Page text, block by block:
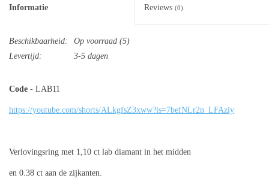
Informatie Reviews (0)
Beschikbaarheid: Op voorraad (5)
Levertijd:
3-5 dagen
Code - LAB11
https://youtube.com/shorts/ALkgfsZ3xww?is=7befNLr2n_LFAziy
Verlovingsring met 1,10 ct lab diamant in het midden
en 0.38 ct aan de zijkanten.